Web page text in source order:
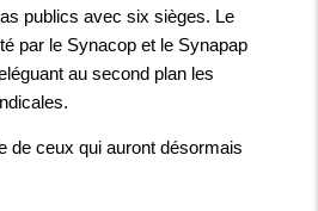
publics avec six sièges. Le
par le Synacop et le Synapap
au second plan les
de ceux qui auront désormais